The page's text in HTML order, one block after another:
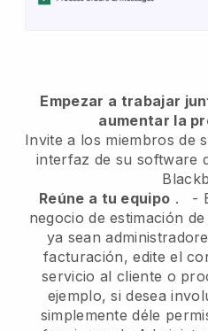
Empezar a trabajar
aumentar la
Invite a los miembros de
interfaz de su software
Reúne a tu equipo . -
negocio de estimación
ya sean
facturación, edite el
servicio al cliente o
ejemplo, si desea
simplemente déle